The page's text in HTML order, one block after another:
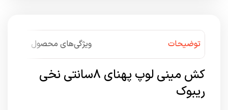
توضیحات ویژگی‌های محصول
کش مینی لوپ پهنای 8سانتی نخی
ریبوک